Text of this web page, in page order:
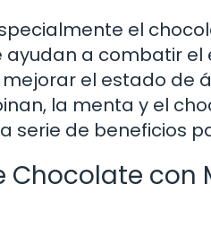
el
a combatir
el estado de
la menta y el
serie de beneficios
Chocolate con